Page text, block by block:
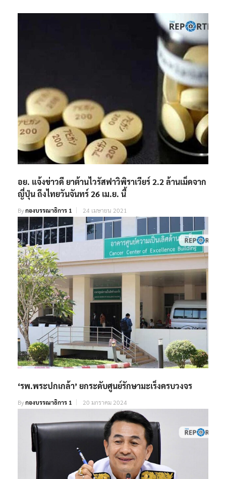
อย. แจ้งข่าวดี ยาต้านไวรัสฟาวิพิราเวียร์ 2.2 ล้านเม็ดจาก
ญี่ปุ่น ถึงไทยวันจันทร์ 26 เม.ย. นี้
Byกองบรรณาธิการ 1 24 เมษายน 2021
‘รพ.พระปกเกล้า’ ยกระดับศูนย์รักษามะเร็งครบวงจร
Byกองบรรณาธิการ 1 20 มกราคม 2024